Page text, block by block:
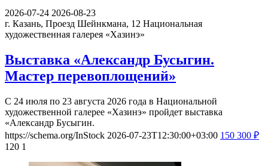
2026-07-24 2026-08-23
г. Казань, Проезд Шейнкмана, 12 Национальная
художественная галерея «Хазинэ»
Выставка «Александр Бусыгин.
Мастер перевоплощений»
С 24 июля по 23 августа 2026 года в Национальной
художественной галерее «Хазинэ» пройдет выставка
«Александр Бусыгин.
https://schema.org/InStock 2026-07-23T12:30:00+03:00 150 300 ₽
120 1